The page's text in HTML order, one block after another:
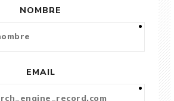
NOMBRE
EMAIL